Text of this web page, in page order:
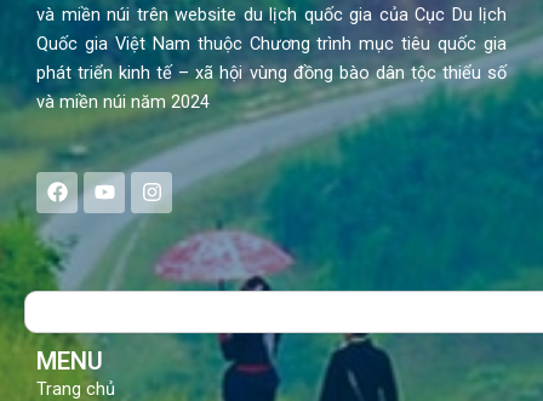
và miền núi trên website du lịch quốc gia của Cục Du lịch
Quốc gia Việt Nam thuộc Chương trình mục tiêu quốc gia
phát triển kinh tế – xã hội vùng đồng bào dân tộc thiểu số
và miền núi năm 2024
F
a
c
e
b
o
Y
o
u
t
u
b
I
n
s
a
g
Search
MENU
Trang chủ